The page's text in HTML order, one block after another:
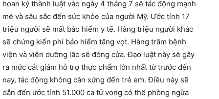
hoan ký thành luật vào ngày 4 tháng 7 sẽ tác động mạnh
mẽ và sâu sắc đến sức khỏe của người Mỹ. Ước tính 17
triệu người sẽ mất bảo hiểm y tế. Hàng triệu người khác
sẽ chứng kiến phí bảo hiểm tăng vọt. Hàng trăm bệnh
viện và viện dưỡng lão sẽ đóng cửa. Đạo luật này sẽ gây
ra mức cắt giảm hỗ trợ thực phẩm lớn nhất từ trước đến
nay, tác động không cân xứng đến trẻ em. Điều này sẽ
dẫn đến ước tính 51.000 ca tử vong có thể phòng ngừa